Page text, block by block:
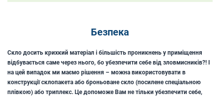
Безпека
Скло досить крихкий матеріал і більшість проникнень у приміщення
відбувається саме через нього, бо убезпечити себе від зловмисників?! І
на цей випадок ми маємо рішення – можна використовувати в
конструкції склопакета або броньоване скло (посилене спеціальною
плівкою) або триплекс. Це допоможе Вам не тільки убезпечити себе,